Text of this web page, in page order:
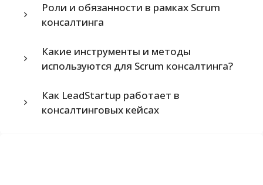
Роли и обязанности в рамках Scrum
консалтинга
Какие инструменты и методы
используются для Scrum консалтинга?
Как LeadStartup работает в
консалтинговых кейсах